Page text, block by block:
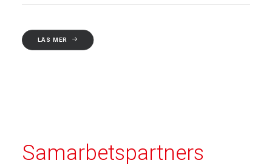
LÄS MER
Samarbetspartners